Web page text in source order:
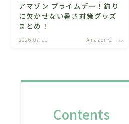
アマゾン プライムデー！釣り
に欠かせない暑さ対策グッズ
まとめ！
2026.07.11 Amazonセール
Contents